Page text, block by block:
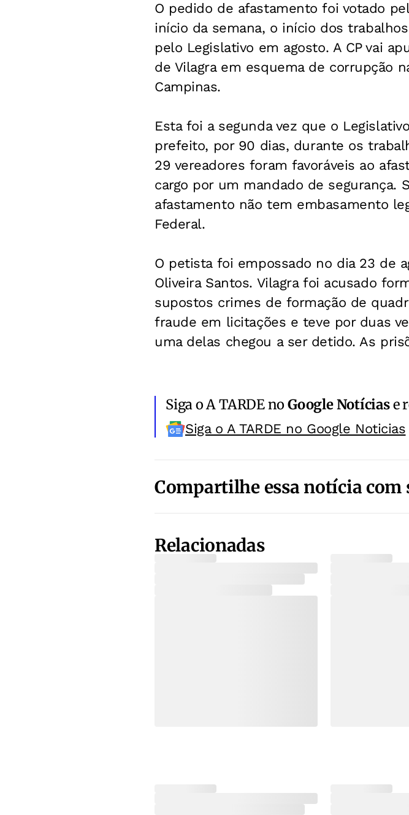
O pedido de afastamento foi votado
início da semana, o início dos
pelo Legislativo em agosto. A CP vai
de Vilagra em esquema de corrupção
Campinas.
Esta foi a segunda vez que o
prefeito, por 90 dias, durante os
29 vereadores foram favoráveis ao
cargo por um mandado de segurança.
afastamento não tem embasamento
Federal.
O petista foi empossado no dia 23 de
Oliveira Santos. Vilagra foi acusado
supostos crimes de formação de
fraude em licitações e teve por duas
uma delas chegou a ser detido. As
Siga o A TARDE noGoogle Notíciase
Siga o A TARDE no Google Noticias
Compartilhe essa notícia com
Relacionadas